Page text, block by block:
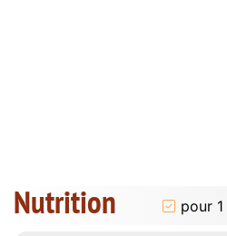
Nutrition pour